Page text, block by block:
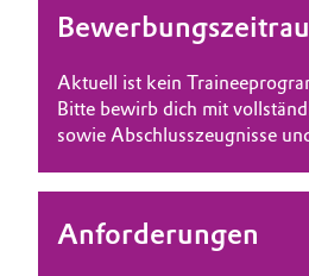
Battery
Building, Construction &
Struktur & Organisation
Vorstand
Aufsichtsrat
Struktur
Business Lines
INTERNATIONALE ARBEITSKULTUR
Aktuell ist kein
Bitte bewirb dich mit
sowie Abschlusszeugnisse
Anforderungen